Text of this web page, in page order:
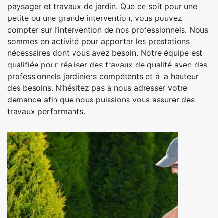
paysager et travaux de jardin. Que ce soit pour une
petite ou une grande intervention, vous pouvez
compter sur l’intervention de nos professionnels. Nous
sommes en activité pour apporter les prestations
nécessaires dont vous avez besoin. Notre équipe est
qualifiée pour réaliser des travaux de qualité avec des
professionnels jardiniers compétents et à la hauteur
des besoins. N’hésitez pas à nous adresser votre
demande afin que nous puissions vous assurer des
travaux performants.